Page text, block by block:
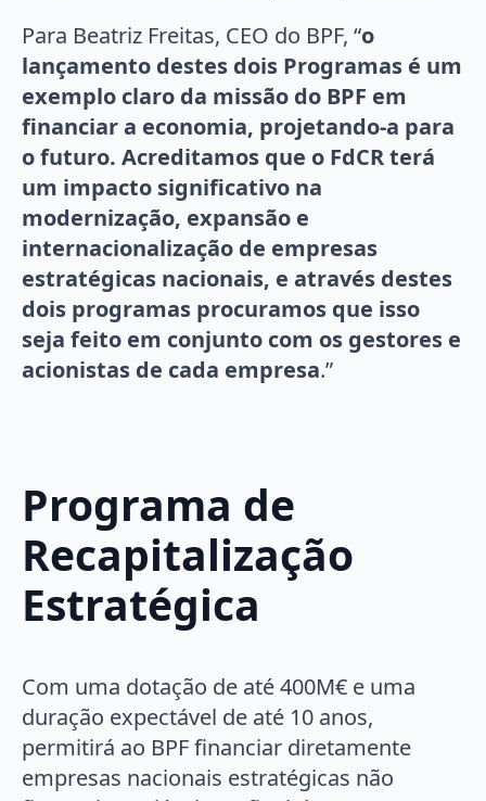
Para Beatriz Freitas, CEO do BPF, “o
lançamento destes dois Programas é um
exemplo claro da missão do BPF em
financiar a economia, projetando-a para
o futuro. Acreditamos que o FdCR terá
um impacto significativo na
modernização, expansão e
internacionalização de empresas
estratégicas nacionais, e através destes
dois programas procuramos que isso
seja feito em conjunto com os gestores e
acionistas de cada empresa.”
Programa de
Recapitalização
Estratégica
Com uma dotação de até 400M€ e uma
duração expectável de até 10 anos,
permitirá ao BPF financiar diretamente
empresas nacionais estratégicas não